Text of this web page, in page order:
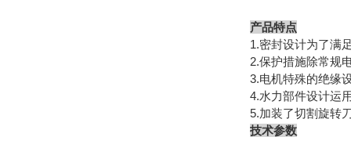
产品特点
1.密封设计为了满
2.保护措施除常规
3.电机特殊的绝缘
4.水力部件设计运
5.加装了切割旋转
技术参数